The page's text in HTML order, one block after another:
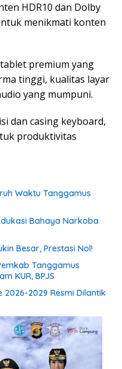
HDR10 dan Dolby
menikmati konten
premium yang
tinggi, kualitas layar
yang mumpuni.
dan casing keyboard,
produktivitas
Waktu Tanggamus
Bahaya Narkoba
Besar, Prestasi Nol!
Tanggamus
KUR, BPJS
2026-2029 Resmi Dilantik